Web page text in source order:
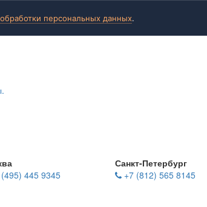
персональных данных.
445 9345
Санкт-Петербург
+7 (812) 565 8145